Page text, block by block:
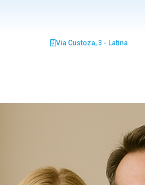
Via Custoza, 3 - Latina